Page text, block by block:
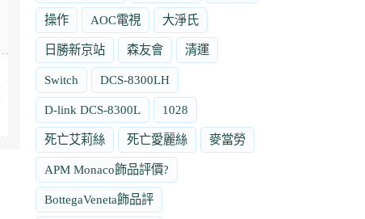
操作 AOC電視 大淨氏
日勝新京站 森友會 清運
Switch DCS-8300LH
D-link DCS-8300L 1028
死亡艾莉絲 死亡愛麗絲 麥當勞
APM Monaco飾品評價?
BottegaVeneta飾品評